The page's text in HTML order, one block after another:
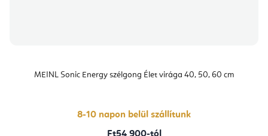
MEINL Sonic Energy szélgong Élet virága 40, 50, 60 cm
8-10 napon belül szállítunk